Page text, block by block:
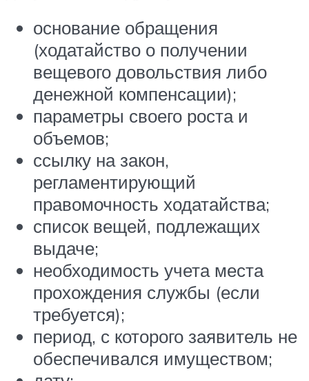
основание обращения
(ходатайство о получении
вещевого довольствия либо
денежной компенсации);
параметры своего роста и
объемов;
ссылку на закон,
регламентирующий
правомочность ходатайства;
список вещей, подлежащих
выдаче;
необходимость учета места
прохождения службы (если
требуется);
период, с которого заявитель не
обеспечивался имуществом;